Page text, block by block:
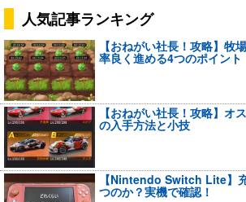
人気記事ランキング
【おねがい社長！攻略】牧
率良く進める4つのポイント
【おねがい社長！攻略】オ
の入手方法と小技
【Nintendo Switch Lite】
つのか？実機で確認！